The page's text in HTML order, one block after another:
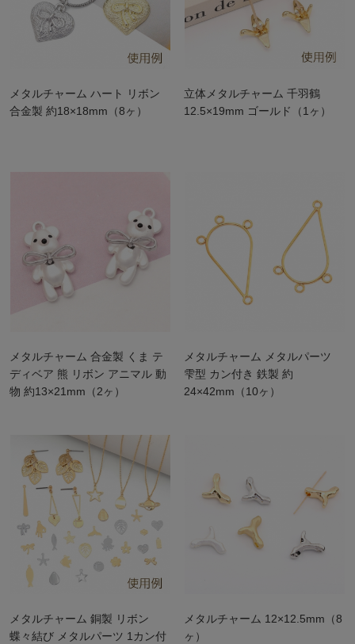
メタルチャーム ハート リボン
合金製 約18×18mm（8ヶ）
立体メタルチャーム 千羽鶴
12.5×19mm ゴールド（1ヶ）
メタルチャーム 合金製 くま テ
ディベア 熊 リボン アニマル 動
物 約13×21mm（2ヶ）
メタルチャーム メタルパーツ
雫型 カン付き 鉄製 約
24×42mm（10ヶ）
メタルチャーム 銅製 リボン
蝶々結び メタルパーツ 1カン付
メタルチャーム 12×12.5mm（8
ヶ）